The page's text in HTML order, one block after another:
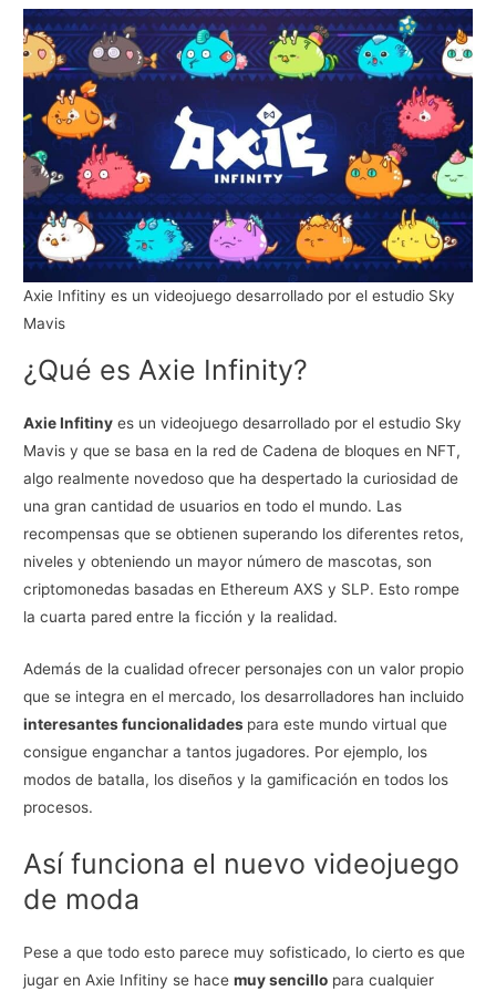
Axie Infitiny es un videojuego desarrollado por el estudio Sky
Mavis
¿Qué es Axie Infinity?
Axie Infitiny es un videojuego desarrollado por el estudio Sky
Mavis y que se basa en la red de Cadena de bloques en NFT,
algo realmente novedoso que ha despertado la curiosidad de
una gran cantidad de usuarios en todo el mundo. Las
recompensas que se obtienen superando los diferentes retos,
niveles y obteniendo un mayor número de mascotas, son
criptomonedas basadas en Ethereum AXS y SLP. Esto rompe
la cuarta pared entre la ficción y la realidad.
Además de la cualidad ofrecer personajes con un valor propio
que se integra en el mercado, los desarrolladores han incluido
interesantes funcionalidades para este mundo virtual que
consigue enganchar a tantos jugadores. Por ejemplo, los
modos de batalla, los diseños y la gamificación en todos los
procesos.
Así funciona el nuevo videojuego
de moda
Pese a que todo esto parece muy sofisticado, lo cierto es que
jugar en Axie Infitiny se hacemuy sencillo para cualquier